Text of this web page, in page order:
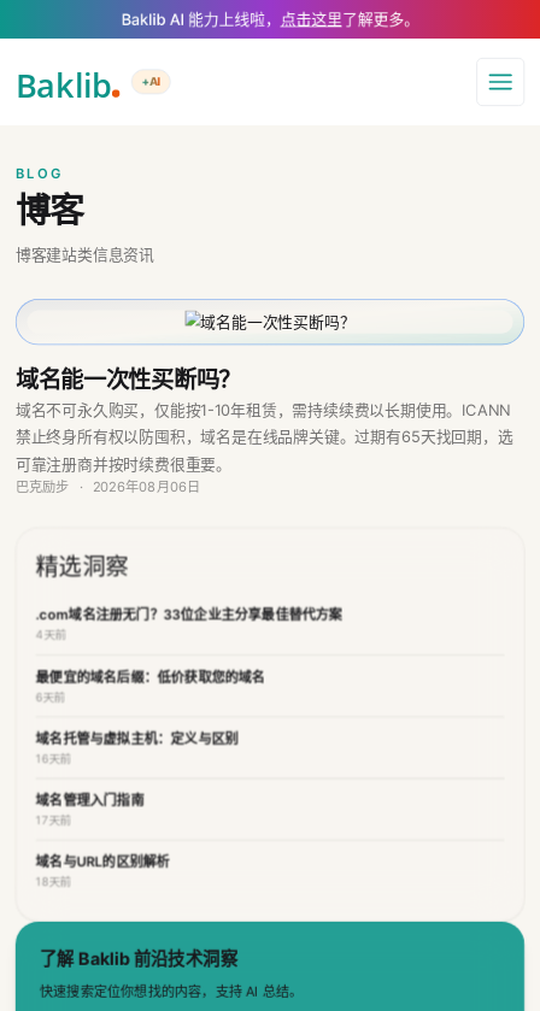
A Markdown version of this page is available at https://
Baklib AI 能力上线啦， 点击这里了解更多。
+AI
导航
BLOG
博客
博客建站类信息资讯
域名能一次性买断吗？
域名不可永久购买，仅能按1-10年租赁，需持续续费以长期使用。ICANN
禁止终身所有权以防囤积，域名是在线品牌关键。过期有65天找回期，选
可靠注册商并按时续费很重要。
巴克励步 · 2026年08月06日
精选洞察
.com域名注册无门？33位企业主分享最佳替代方案
4天前
最便宜的域名后缀：低价获取您的域名
6天前
域名托管与虚拟主机：定义与区别
16天前
域名管理入门指南
17天前
域名与URL的区别解析
18天前
了解 Baklib 前沿技术洞察
快速搜索定位你想找的内容，支持 AI 总结。